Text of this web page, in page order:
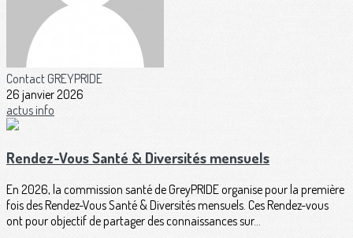
Contact GREYPRIDE
26 janvier 2026
actusinfo
Rendez-Vous Santé & Diversités mensuels
En 2026, la commission santé de GreyPRIDE organise pour la première
fois des Rendez-Vous Santé & Diversités mensuels. Ces Rendez-vous
ont pour objectif de partager des connaissances sur...